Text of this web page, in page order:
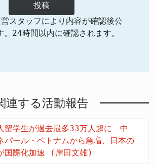
投稿
スタッフにより内容が確認後公
。24時間以内に確認されます。
連する活動報告
留学生が過去最多33万人超に 中
パール・ベトナムから急増、日本の
国際化加速 (岸田文雄)